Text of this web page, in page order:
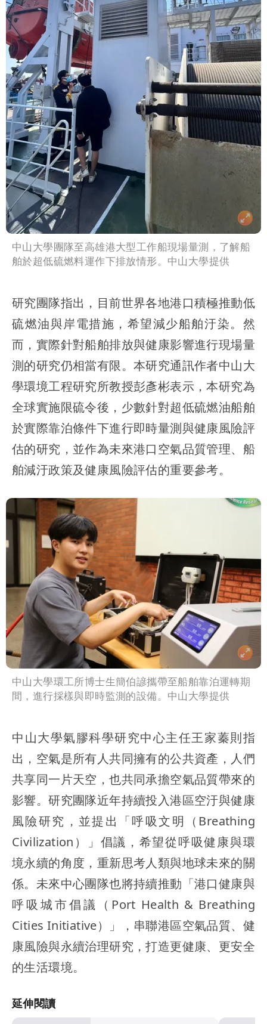
中山大學團隊至高雄港大型工作船現場量測，了解船
舶於超低硫燃料運作下排放情形。中山大學提供
研究團隊指出，目前世界各地港口積極推動低
硫燃油與岸電措施，希望減少船舶汙染。然
而，實際針對船舶排放與健康影響進行現場量
測的研究仍相當有限。本研究通訊作者中山大
學環境工程研究所教授彭彥彬表示，本研究為
全球實施限硫令後，少數針對超低硫燃油船舶
於實際靠泊條件下進行即時量測與健康風險評
估的研究，並作為未來港口空氣品質管理、船
舶減汙政策及健康風險評估的重要參考。
中山大學環工所博士生簡伯諺攜帶至船舶靠泊運轉期
間，進行採樣與即時監測的設備。中山大學提供
中山大學氣膠科學研究中心主任王家蓁則指
出，空氣是所有人共同擁有的公共資產，人們
共享同一片天空，也共同承擔空氣品質帶來的
影響。研究團隊近年持續投入港區空汙與健康
風險研究，並提出「呼吸文明（Breathing
Civilization）」倡議，希望從呼吸健康與環
境永續的角度，重新思考人類與地球未來的關
係。未來中心團隊也將持續推動「港口健康與
呼吸城市倡議（Port Health & Breathing
Cities Initiative）」，串聯港區空氣品質、健
康風險與永續治理研究，打造更健康、更安全
的生活環境。
延伸閱讀